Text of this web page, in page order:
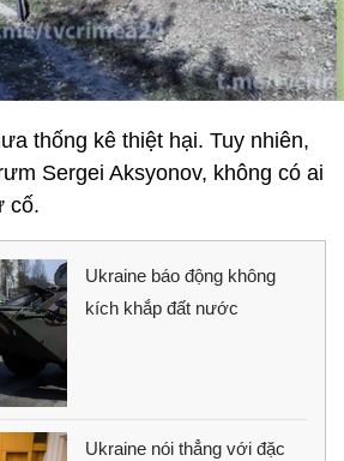
thống kê thiệt hại. Tuy nhiên,
Sergei Aksyonov, không có ai
cố.
Ukraine báo động không
kích khắp đất nước
Ukraine nói thẳng với đặc